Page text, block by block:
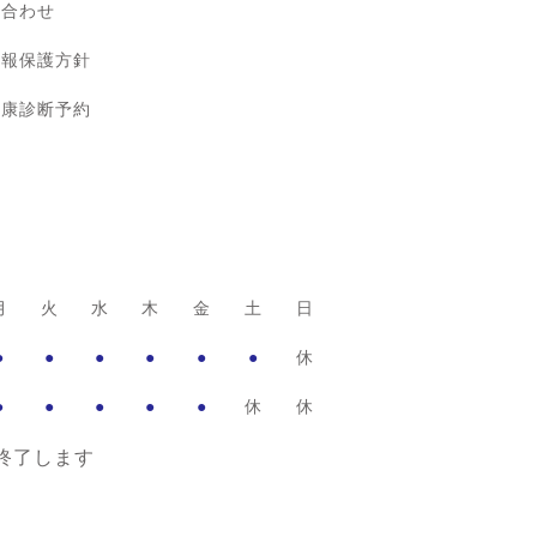
わせ
保護方針
診断予約
火 水 木 金 土 日
● ● ● ● ● 休
● ● ● ● 休 休
了します